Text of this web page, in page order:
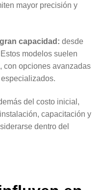
mayor precisión y
capacidad: desde
modelos suelen
con opciones avanzadas
del costo inicial,
capacitación y
dentro del